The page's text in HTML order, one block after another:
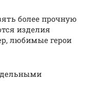
более прочную
изделия
любимые герои